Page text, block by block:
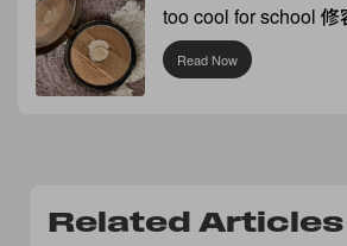
too cool for school 修
Read Now
Related Articles